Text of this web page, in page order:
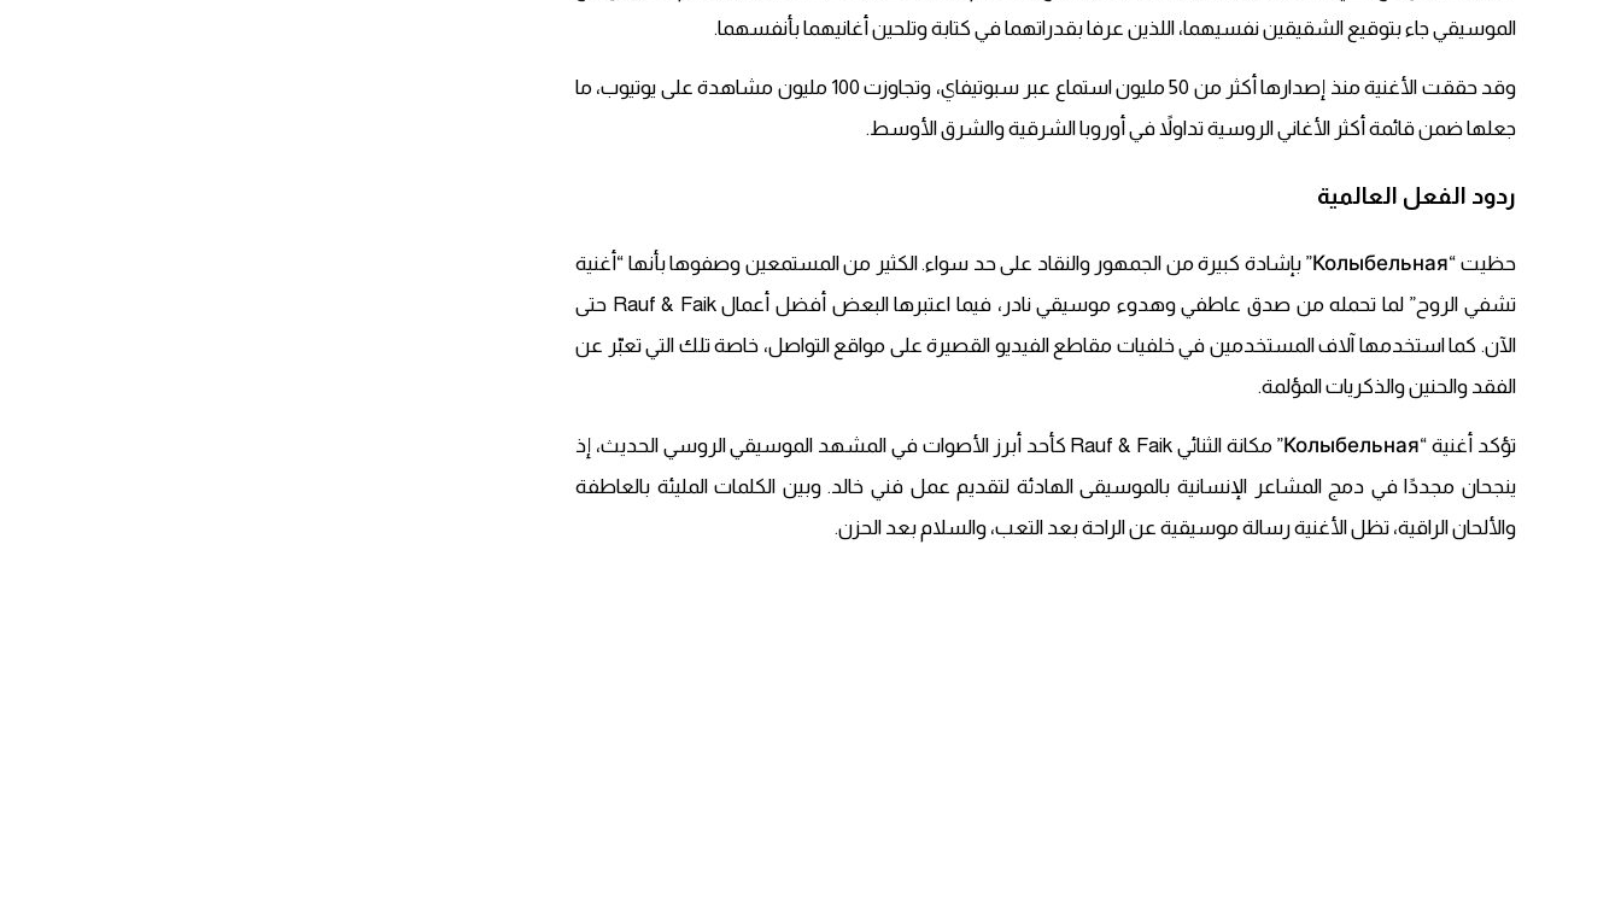
الموسيقي جاء بتوقيع الشقيقين نفسيهما، اللذين عرفا بقدراتهما في كتابة وتلحين أغانيهما بأنفسهما.
وقد حققت الأغنية منذ إصدارها أكثر من 50 مليون استماع عبر سبوتيفاي، وتجاوزت 100 مليون مشاهدة على يوتيوب، ما
جعلها ضمن قائمة أكثر الأغاني الروسية تداولاً في أوروبا الشرقية والشرق الأوسط.
ردود الفعل العالمية
حظيت “Колыбельная” بإشادة كبيرة من الجمهور والنقاد على حد سواء. الكثير من المستمعين وصفوها بأنها “أغنية
تشفي الروح” لما تحمله من صدق عاطفي وهدوء موسيقي نادر، فيما اعتبرها البعض أفضل أعمال Rauf & Faik حتى
الآن. كما استخدمها آلاف المستخدمين في خلفيات مقاطع الفيديو القصيرة على مواقع التواصل، خاصة تلك التي تعبّر عن
الفقد والحنين والذكريات المؤلمة.
تؤكد أغنية “Колыбельная” مكانة الثنائي Rauf & Faik كأحد أبرز الأصوات في المشهد الموسيقي الروسي الحديث، إذ
ينجحان مجددًا في دمج المشاعر الإنسانية بالموسيقى الهادئة لتقديم عمل فني خالد. وبين الكلمات المليئة بالعاطفة
والألحان الراقية، تظل الأغنية رسالة موسيقية عن الراحة بعد التعب، والسلام بعد الحزن.